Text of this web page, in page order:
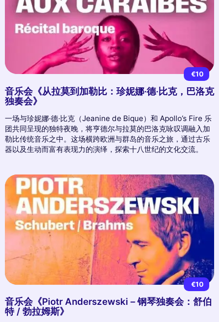
€10
音乐会《从拉莫到加勒比：珍妮娜·德·比克，巴洛克
独奏会》
一场与珍妮娜·德·比克（Jeanine de Bique）和 Apollo’s Fire 乐
团共同呈现的独特夜晚，将亨德尔与拉莫的巴洛克咏叹调融入加
勒比传统音乐之中。这场横跨欧洲与群岛的音乐之旅，通过古乐
器以及生动而富有表现力的演绎，探索十八世纪的文化交流。
€10
音乐会《Piotr Anderszewski – 钢琴独奏会：舒伯
特 / 勃拉姆斯》